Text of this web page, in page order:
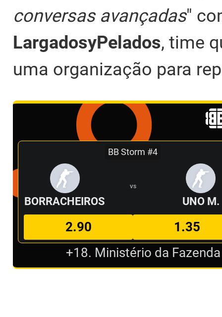
conversas avançadas"
LargadosyPelados, time
uma organização para
BB Storm #4
BORRACHEIROS
VS
UNO M.
2.90
1.35
+18. Ministério da